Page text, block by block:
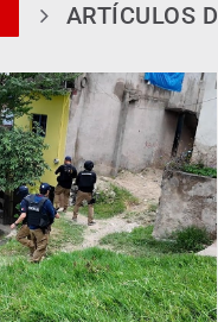
ARTÍCULOS